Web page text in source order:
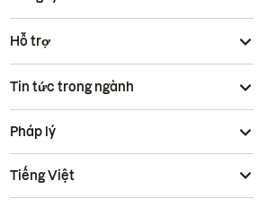
Hỗ trợ
Tin tức trong ngành
Pháp lý
Tiếng Việt